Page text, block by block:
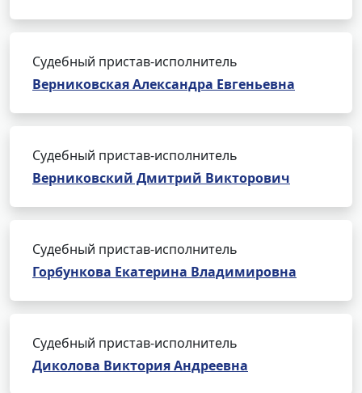
Судебный пристав-исполнитель
Верниковская Александра Евгеньевна
Судебный пристав-исполнитель
Верниковский Дмитрий Викторович
Судебный пристав-исполнитель
Горбункова Екатерина Владимировна
Судебный пристав-исполнитель
Диколова Виктория Андреевна